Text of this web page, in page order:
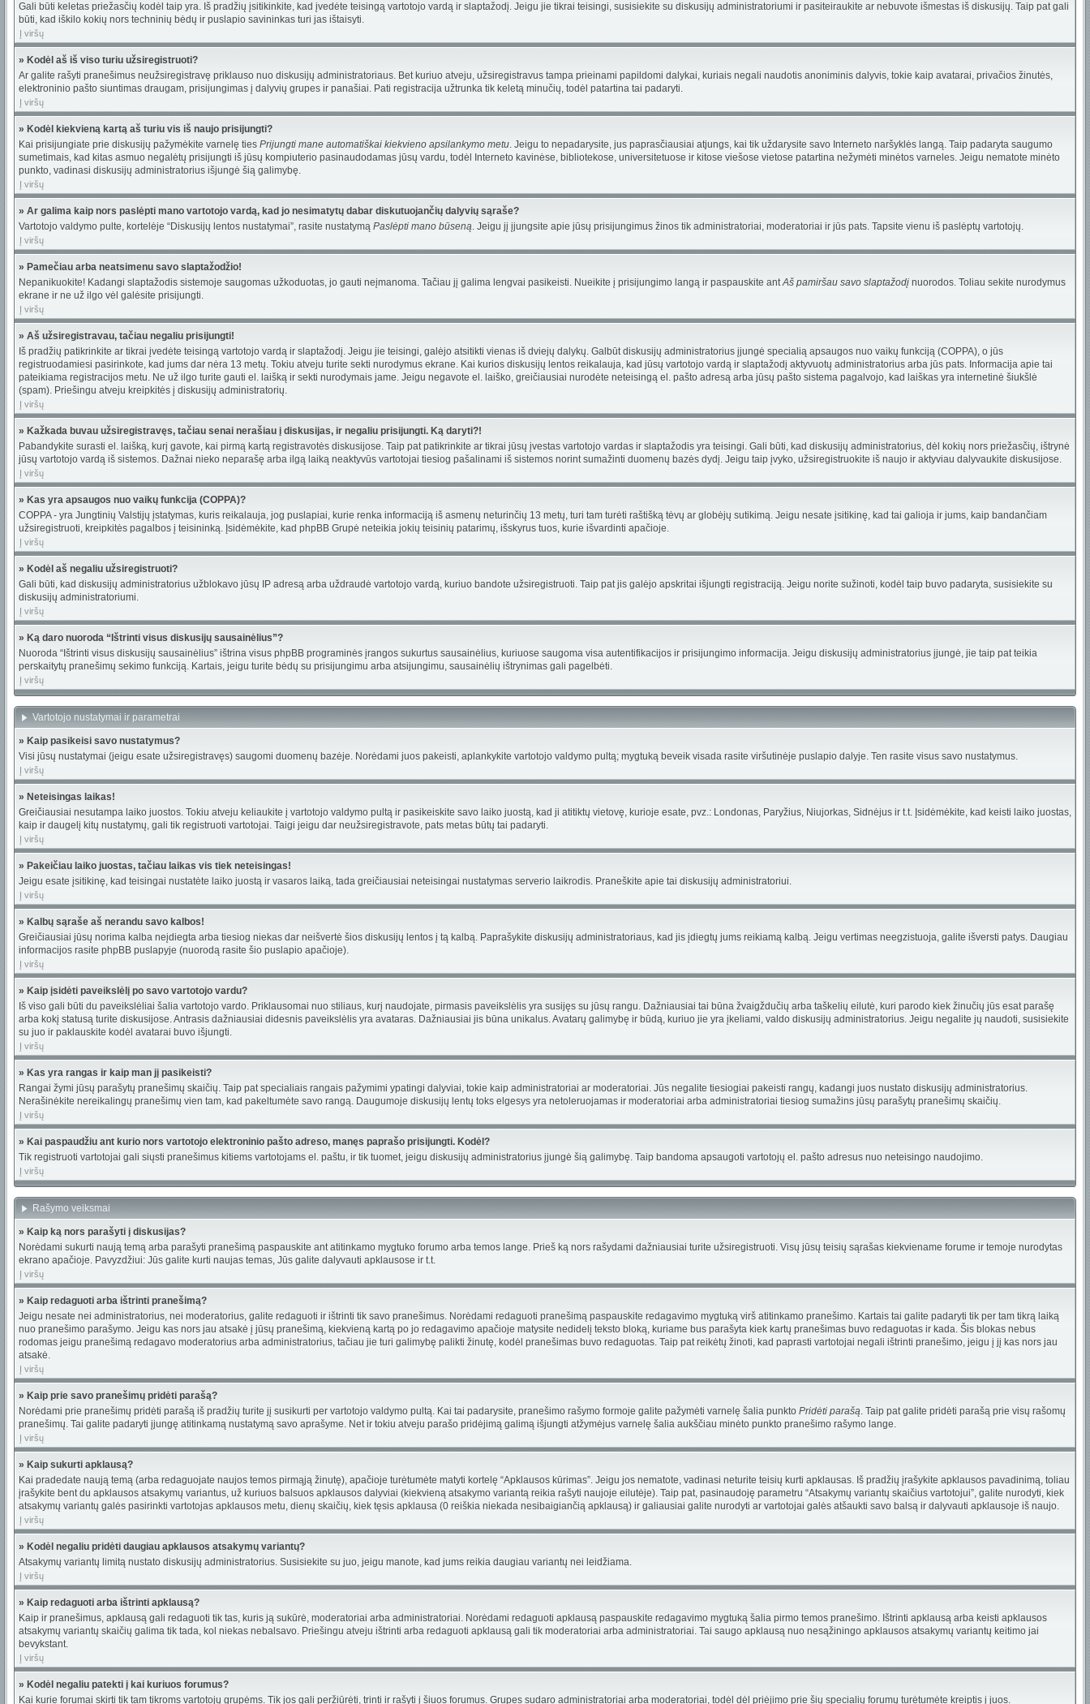
Gali būti keletas priežasčių kodėl taip yra. Iš pradžių įsitikinkite, kad įvedėte teisingą vartotojo vardą ir slaptažodį. Jeigu jie tikrai teisingi, susisiekite su diskusijų administratoriumi ir pasiteiraukite ar nebuvote išmestas iš diskusijų. Taip pat gali
būti, kad iškilo kokių nors techninių bėdų ir puslapio savininkas turi jas ištaisyti.
Į viršų
» Kodėl aš iš viso turiu užsiregistruoti?
Ar galite rašyti pranešimus neužsiregistravę priklauso nuo diskusijų administratoriaus. Bet kuriuo atveju, užsiregistravus tampa prieinami papildomi dalykai, kuriais negali naudotis anoniminis dalyvis, tokie kaip avatarai, privačios žinutės,
elektroninio pašto siuntimas draugam, prisijungimas į dalyvių grupes ir panašiai. Pati registracija užtrunka tik keletą minučių, todėl patartina tai padaryti.
Į viršų
» Kodėl kiekvieną kartą aš turiu vis iš naujo prisijungti?
Kai prisijungiate prie diskusijų pažymėkite varnelę ties Prijungti mane automatiškai kiekvieno apsilankymo metu. Jeigu to nepadarysite, jus paprasčiausiai atjungs, kai tik uždarysite savo Interneto naršyklės langą. Taip padaryta saugumo
sumetimais, kad kitas asmuo negalėtų prisijungti iš jūsų kompiuterio pasinaudodamas jūsų vardu, todėl Interneto kavinėse, bibliotekose, universitetuose ir kitose viešose vietose patartina nežymėti minėtos varneles. Jeigu nematote minėto
punkto, vadinasi diskusijų administratorius išjungė šią galimybę.
Į viršų
» Ar galima kaip nors paslėpti mano vartotojo vardą, kad jo nesimatytų dabar diskutuojančių dalyvių sąraše?
Vartotojo valdymo pulte, kortelėje “Diskusijų lentos nustatymai”, rasite nustatymą Paslėpti mano būseną. Jeigu jį įjungsite apie jūsų prisijungimus žinos tik administratoriai, moderatoriai ir jūs pats. Tapsite vienu iš paslėptų vartotojų.
Į viršų
» Pamečiau arba neatsimenu savo slaptažodžio!
Nepanikuokite! Kadangi slaptažodis sistemoje saugomas užkoduotas, jo gauti neįmanoma. Tačiau jį galima lengvai pasikeisti. Nueikite į prisijungimo langą ir paspauskite antAš pamiršau savo slaptažodį nuorodos. Toliau sekite nurodymus
ekrane ir ne už ilgo vėl galėsite prisijungti.
Į viršų
» Aš užsiregistravau, tačiau negaliu prisijungti!
Iš pradžių patikrinkite ar tikrai įvedėte teisingą vartotojo vardą ir slaptažodį. Jeigu jie teisingi, galėjo atsitikti vienas iš dviejų dalykų. Galbūt diskusijų administratorius įjungė specialią apsaugos nuo vaikų funkciją (COPPA), o jūs
registruodamiesi pasirinkote, kad jums dar nėra 13 metų. Tokiu atveju turite sekti nurodymus ekrane. Kai kurios diskusijų lentos reikalauja, kad jūsų vartotojo vardą ir slaptažodį aktyvuotų administratorius arba jūs pats. Informacija apie tai
pateikiama registracijos metu. Ne už ilgo turite gauti el. laišką ir sekti nurodymais jame. Jeigu negavote el. laiško, greičiausiai nurodėte neteisingą el. pašto adresą arba jūsų pašto sistema pagalvojo, kad laiškas yra internetinė šiukšlė
(spam). Priešingu atveju kreipkitės į diskusijų administratorių.
Į viršų
» Kažkada buvau užsiregistravęs, tačiau senai nerašiau į diskusijas, ir negaliu prisijungti. Ką daryti?!
Pabandykite surasti el. laišką, kurį gavote, kai pirmą kartą registravotės diskusijose. Taip pat patikrinkite ar tikrai jūsų įvestas vartotojo vardas ir slaptažodis yra teisingi. Gali būti, kad diskusijų administratorius, dėl kokių nors priežasčių, ištrynė
jūsų vartotojo vardą iš sistemos. Dažnai nieko neparašę arba ilgą laiką neaktyvūs vartotojai tiesiog pašalinami iš sistemos norint sumažinti duomenų bazės dydį. Jeigu taip įvyko, užsiregistruokite iš naujo ir aktyviau dalyvaukite diskusijose.
Į viršų
» Kas yra apsaugos nuo vaikų funkcija (COPPA)?
COPPA - yra Jungtinių Valstijų įstatymas, kuris reikalauja, jog puslapiai, kurie renka informaciją iš asmenų neturinčių 13 metų, turi tam turėti raštišką tėvų ar globėjų sutikimą. Jeigu nesate įsitikinę, kad tai galioja ir jums, kaip bandančiam
užsiregistruoti, kreipkitės pagalbos į teisininką. Įsidėmėkite, kad phpBB Grupė neteikia jokių teisinių patarimų, išskyrus tuos, kurie išvardinti apačioje.
Į viršų
» Kodėl aš negaliu užsiregistruoti?
Gali būti, kad diskusijų administratorius užblokavo jūsų IP adresą arba uždraudė vartotojo vardą, kuriuo bandote užsiregistruoti. Taip pat jis galėjo apskritai išjungti registraciją. Jeigu norite sužinoti, kodėl taip buvo padaryta, susisiekite su
diskusijų administratoriumi.
Į viršų
» Ką daro nuoroda “Ištrinti visus diskusijų sausainėlius”?
Nuoroda “Ištrinti visus diskusijų sausainėlius” ištrina visus phpBB programinės įrangos sukurtus sausainėlius, kuriuose saugoma visa autentifikacijos ir prisijungimo informacija. Jeigu diskusijų administratorius įjungė, jie taip pat teikia
perskaitytų pranešimų sekimo funkciją. Kartais, jeigu turite bėdų su prisijungimu arba atsijungimu, sausainėlių ištrynimas gali pagelbėti.
Į viršų
Vartotojo nustatymai ir parametrai
» Kaip pasikeisi savo nustatymus?
Visi jūsų nustatymai (jeigu esate užsiregistravęs) saugomi duomenų bazėje. Norėdami juos pakeisti, aplankykite vartotojo valdymo pultą; mygtuką beveik visada rasite viršutinėje puslapio dalyje. Ten rasite visus savo nustatymus.
Į viršų
» Neteisingas laikas!
Greičiausiai nesutampa laiko juostos. Tokiu atveju keliaukite į vartotojo valdymo pultą ir pasikeiskite savo laiko juostą, kad ji atitiktų vietovę, kurioje esate, pvz.: Londonas, Paryžius, Niujorkas, Sidnėjus ir t.t. Įsidėmėkite, kad keisti laiko juostas,
kaip ir daugelį kitų nustatymų, gali tik registruoti vartotojai. Taigi jeigu dar neužsiregistravote, pats metas būtų tai padaryti.
Į viršų
» Pakeičiau laiko juostas, tačiau laikas vis tiek neteisingas!
Jeigu esate įsitikinę, kad teisingai nustatėte laiko juostą ir vasaros laiką, tada greičiausiai neteisingai nustatymas serverio laikrodis. Praneškite apie tai diskusijų administratoriui.
Į viršų
» Kalbų sąraše aš nerandu savo kalbos!
Greičiausiai jūsų norima kalba neįdiegta arba tiesiog niekas dar neišvertė šios diskusijų lentos į tą kalbą. Paprašykite diskusijų administratoriaus, kad jis įdiegtų jums reikiamą kalbą. Jeigu vertimas neegzistuoja, galite išversti patys. Daugiau
informacijos rasite phpBB puslapyje (nuorodą rasite šio puslapio apačioje).
Į viršų
» Kaip įsidėti paveikslėlį po savo vartotojo vardu?
Iš viso gali būti du paveikslėliai šalia vartotojo vardo. Priklausomai nuo stiliaus, kurį naudojate, pirmasis paveikslėlis yra susijęs su jūsų rangu. Dažniausiai tai būna žvaigždučių arba taškelių eilutė, kuri parodo kiek žinučių jūs esat parašę
arba kokį statusą turite diskusijose. Antrasis dažniausiai didesnis paveikslėlis yra avataras. Dažniausiai jis būna unikalus. Avatarų galimybę ir būdą, kuriuo jie yra įkeliami, valdo diskusijų administratorius. Jeigu negalite jų naudoti, susisiekite
su juo ir paklauskite kodėl avatarai buvo išjungti.
Į viršų
» Kas yra rangas ir kaip man jį pasikeisti?
Rangai žymi jūsų parašytų pranešimų skaičių. Taip pat specialiais rangais pažymimi ypatingi dalyviai, tokie kaip administratoriai ar moderatoriai. Jūs negalite tiesiogiai pakeisti rangų, kadangi juos nustato diskusijų administratorius.
Nerašinėkite nereikalingų pranešimų vien tam, kad pakeltumėte savo rangą. Daugumoje diskusijų lentų toks elgesys yra netoleruojamas ir moderatoriai arba administratoriai tiesiog sumažins jūsų parašytų pranešimų skaičių.
Į viršų
» Kai paspaudžiu ant kurio nors vartotojo elektroninio pašto adreso, manęs paprašo prisijungti. Kodėl?
Tik registruoti vartotojai gali siųsti pranešimus kitiems vartotojams el. paštu, ir tik tuomet, jeigu diskusijų administratorius įjungė šią galimybę. Taip bandoma apsaugoti vartotojų el. pašto adresus nuo neteisingo naudojimo.
Į viršų
Rašymo veiksmai
» Kaip ką nors parašyti į diskusijas?
Norėdami sukurti naują temą arba parašyti pranešimą paspauskite ant atitinkamo mygtuko forumo arba temos lange. Prieš ką nors rašydami dažniausiai turite užsiregistruoti. Visų jūsų teisių sąrašas kiekviename forume ir temoje nurodytas
ekrano apačioje. Pavyzdžiui: Jūs galite kurti naujas temas, Jūs galite dalyvauti apklausose ir t.t.
Į viršų
» Kaip redaguoti arba ištrinti pranešimą?
Jeigu nesate nei administratorius, nei moderatorius, galite redaguoti ir ištrinti tik savo pranešimus. Norėdami redaguoti pranešimą paspauskite redagavimo mygtuką virš atitinkamo pranešimo. Kartais tai galite padaryti tik per tam tikrą laiką
nuo pranešimo parašymo. Jeigu kas nors jau atsakė į jūsų pranešimą, kiekvieną kartą po jo redagavimo apačioje matysite nedidelį teksto bloką, kuriame bus parašyta kiek kartų pranešimas buvo redaguotas ir kada. Šis blokas nebus
rodomas jeigu pranešimą redagavo moderatorius arba administratorius, tačiau jie turi galimybę palikti žinutę, kodėl pranešimas buvo redaguotas. Taip pat reikėtų žinoti, kad paprasti vartotojai negali ištrinti pranešimo, jeigu į jį kas nors jau
atsakė.
Į viršų
» Kaip prie savo pranešimų pridėti parašą?
Norėdami prie pranešimų pridėti parašą iš pradžių turite jį susikurti per vartotojo valdymo pultą. Kai tai padarysite, pranešimo rašymo formoje galite pažymėti varnelę šalia punkto Pridėti parašą. Taip pat galite pridėti parašą prie visų rašomų
pranešimų. Tai galite padaryti įjungę atitinkamą nustatymą savo aprašyme. Net ir tokiu atveju parašo pridėjimą galimą išjungti atžymėjus varnelę šalia aukščiau minėto punkto pranešimo rašymo lange.
Į viršų
» Kaip sukurti apklausą?
Kai pradedate naują temą (arba redaguojate naujos temos pirmąją žinutę), apačioje turėtumėte matyti kortelę “Apklausos kūrimas”. Jeigu jos nematote, vadinasi neturite teisių kurti apklausas. Iš pradžių įrašykite apklausos pavadinimą, toliau
įrašykite bent du apklausos atsakymų variantus, už kuriuos balsuos apklausos dalyviai (kiekvieną atsakymo variantą reikia rašyti naujoje eilutėje). Taip pat, pasinaudoję parametru “Atsakymų variantų skaičius vartotojui”, galite nurodyti, kiek
atsakymų variantų galės pasirinkti vartotojas apklausos metu, dienų skaičių, kiek tęsis apklausa (0 reiškia niekada nesibaigiančią apklausą) ir galiausiai galite nurodyti ar vartotojai galės atšaukti savo balsą ir dalyvauti apklausoje iš naujo.
Į viršų
» Kodėl negaliu pridėti daugiau apklausos atsakymų variantų?
Atsakymų variantų limitą nustato diskusijų administratorius. Susisiekite su juo, jeigu manote, kad jums reikia daugiau variantų nei leidžiama.
Į viršų
» Kaip redaguoti arba ištrinti apklausą?
Kaip ir pranešimus, apklausą gali redaguoti tik tas, kuris ją sukūrė, moderatoriai arba administratoriai. Norėdami redaguoti apklausą paspauskite redagavimo mygtuką šalia pirmo temos pranešimo. Ištrinti apklausą arba keisti apklausos
atsakymų variantų skaičių galima tik tada, kol niekas nebalsavo. Priešingu atveju ištrinti arba redaguoti apklausą gali tik moderatoriai arba administratoriai. Tai saugo apklausą nuo nesąžiningo apklausos atsakymų variantų keitimo jai
bevykstant.
Į viršų
» Kodėl negaliu patekti į kai kuriuos forumus?
Kai kurie forumai skirti tik tam tikroms vartotojų grupėms. Tik jos gali peržiūrėti, trinti ir rašyti į šiuos forumus. Grupes sudaro administratoriai arba moderatoriai, todėl dėl priėjimo prie šių specialių forumų turėtumėte kreiptis į juos.